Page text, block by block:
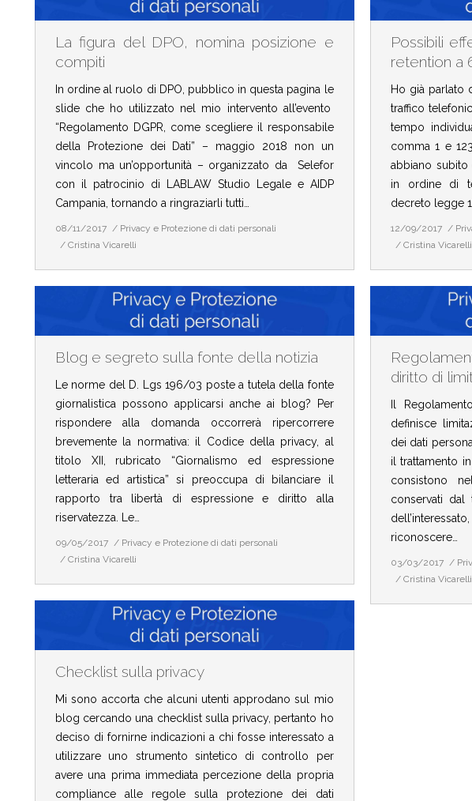
La figura del DPO, nomina posizione e
compiti
In ordine al ruolo di DPO, pubblico in questa pagina le
slide che ho utilizzato nel mio intervento all’evento
“Regolamento DGPR, come scegliere il responsabile
della Protezione dei Dati” – maggio 2018 non un
vincolo ma un’opportunità – organizzato da Selefor
con il patrocinio di LABLAW Studio Legale e AIDP
Campania, tornando a ringraziarli tutti…
08/11/2017
Privacy e Protezione di dati personali
Cristina Vicarelli
Possibili
retention a
Ho già parlato
traffico
tempo
comma 1 e
abbiano subito
in ordine di
decreto legge
12/09/2017
Cristina Vicarelli
Blog e segreto sulla fonte della notizia
Le norme del D. Lgs 196/03 poste a tutela della fonte
giornalistica possono applicarsi anche ai blog? Per
rispondere alla domanda occorrerà ripercorrere
brevemente la normativa: il Codice della privacy, al
titolo XII, rubricato “Giornalismo ed espressione
letteraria ed artistica” si preoccupa di bilanciare il
rapporto tra libertà di espressione e diritto alla
riservatezza. Le…
09/05/2017
Privacy e Protezione di dati personali
Cristina Vicarelli
diritto di
Il
definisce
dei dati
il trattamento
consistono
conservati dal
riconoscere…
03/03/2017
Cristina Vicarelli
Checklist sulla privacy
Mi sono accorta che alcuni utenti approdano sul mio
blog cercando una checklist sulla privacy, pertanto ho
deciso di fornirne indicazioni a chi fosse interessato a
utilizzare uno strumento sintetico di controllo per
avere una prima immediata percezione della propria
compliance alle regole sulla protezione dei dati